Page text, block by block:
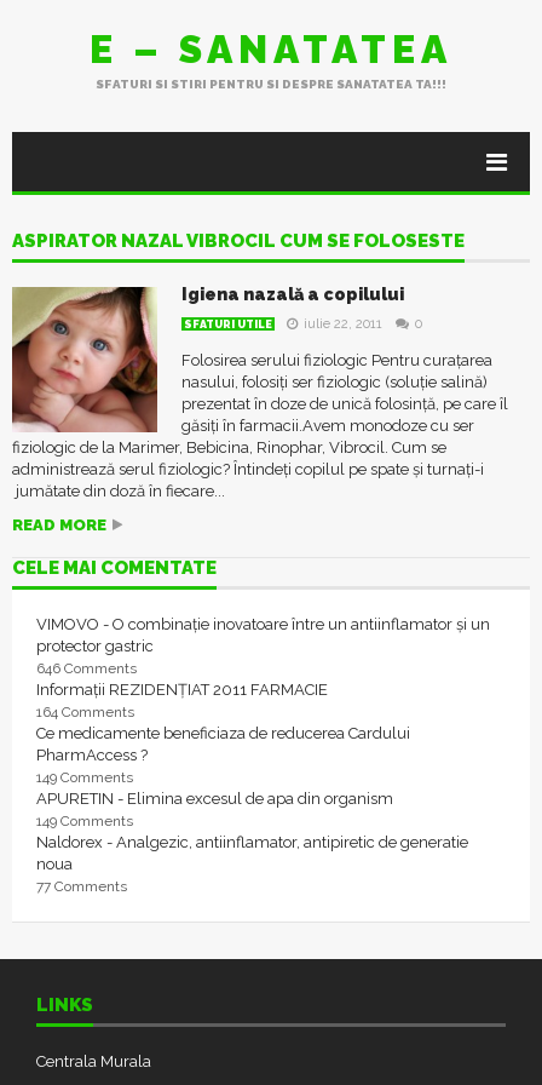
E – SANATATEA
SFATURI SI STIRI PENTRU SI DESPRE SANATATEA TA!!!
ASPIRATOR NAZAL VIBROCIL CUM SE FOLOSESTE
Igiena nazală a copilului
SFATURI UTILE iulie 22, 2011 0
Folosirea serului fiziologic Pentru curațarea
nasului, folosiți ser fiziologic (soluție salină)
prezentat în doze de unică folosință, pe care îl
găsiți în farmacii.Avem monodoze cu ser
fiziologic de la Marimer, Bebicina, Rinophar, Vibrocil. Cum se
administrează serul fiziologic? Întindeți copilul pe spate și turnați-i
jumătate din doză în fiecare...
READ MORE
CELE MAI COMENTATE
VIMOVO - O combinație inovatoare între un antiinflamator și un
protector gastric
646 Comments
Informații REZIDENȚIAT 2011 FARMACIE
164 Comments
Ce medicamente beneficiaza de reducerea Cardului
PharmAccess ?
149 Comments
APURETIN - Elimina excesul de apa din organism
149 Comments
Naldorex - Analgezic, antiinflamator, antipiretic de generatie
noua
77 Comments
LINKS
Centrala Murala